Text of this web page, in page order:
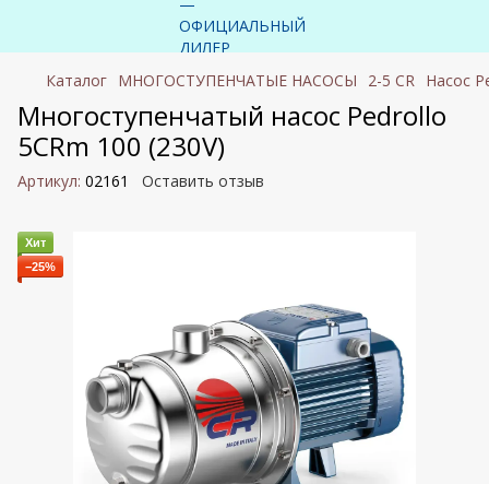
Каталог МНОГОСТУПЕНЧАТЫЕ НАСОСЫ 2-5 CR Насос
Многоступенчатый насос Pedrollo
5CRm 100 (230V)
Артикул: 02161 Оставить отзыв
Хит
−25%